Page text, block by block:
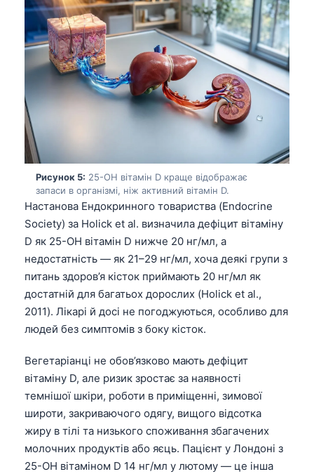
Рисунок 5: 25-OH вітамін D краще відображає
запаси в організмі, ніж активний вітамін D.
Настанова Ендокринного товариства (Endocrine
Society) за Holick et al. визначила дефіцит вітаміну
D як 25-OH вітамін D нижче 20 нг/мл, а
недостатність — як 21–29 нг/мл, хоча деякі групи з
питань здоров’я кісток приймають 20 нг/мл як
достатній для багатьох дорослих (Holick et al.,
2011). Лікарі й досі не погоджуються, особливо для
людей без симптомів з боку кісток.
Вегетаріанці не обов’язково мають дефіцит
вітаміну D, але ризик зростає за наявності
темнішої шкіри, роботи в приміщенні, зимової
широти, закриваючого одягу, вищого відсотка
жиру в тілі та низького споживання збагачених
молочних продуктів або яєць. Пацієнт у Лондоні з
25-OH вітаміном D 14 нг/мл у лютому — це інша
Occitan
العربية المغربية
Afrikaans
Монгол
ພາສາລາວ
Cebuano
ئۇيغۇرچە
Кыргызча
Татар теле
Беларуская мова
Esperanto
Frysk